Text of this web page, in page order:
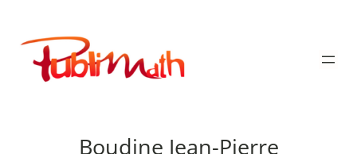
contenu
Publimath
Boudine Jean-Pierre